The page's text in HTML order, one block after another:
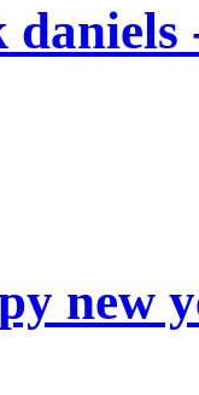
new